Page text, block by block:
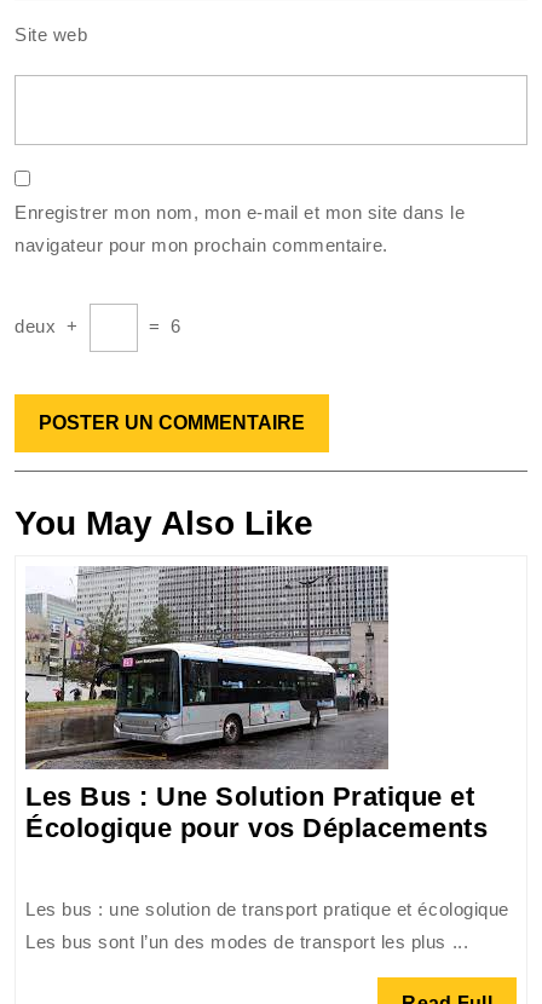
Site web
Enregistrer mon nom, mon e-mail et mon site dans le
navigateur pour mon prochain commentaire.
deux + = 6
You May Also Like
Les Bus : Une Solution Pratique et
Écologique pour vos DéplacementsLes
Une
Les bus : une solution de transport pratique et écologique
Les bus sont l’un des modes de transport les plus ...